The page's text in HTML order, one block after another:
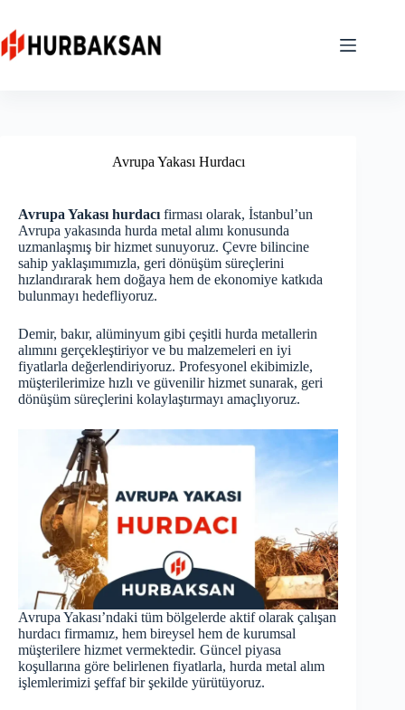
content
Avrupa Yakası Hurdacı
Avrupa Yakası hurdacı firması olarak, İstanbul’un
Avrupa yakasında hurda metal alımı konusunda
uzmanlaşmış bir hizmet sunuyoruz. Çevre bilincine
sahip yaklaşımımızla, geri dönüşüm süreçlerini
hızlandırarak hem doğaya hem de ekonomiye katkıda
bulunmayı hedefliyoruz.
Demir, bakır, alüminyum gibi çeşitli hurda metallerin
alımını gerçekleştiriyor ve bu malzemeleri en iyi
fiyatlarla değerlendiriyoruz. Profesyonel ekibimizle,
müşterilerimize hızlı ve güvenilir hizmet sunarak, geri
dönüşüm süreçlerini kolaylaştırmayı amaçlıyoruz.
Avrupa Yakası’ndaki tüm bölgelerde aktif olarak çalışan
hurdacı firmamız, hem bireysel hem de kurumsal
müşterilere hizmet vermektedir. Güncel piyasa
koşullarına göre belirlenen fiyatlarla, hurda metal alım
işlemlerimizi şeffaf bir şekilde yürütüyoruz.